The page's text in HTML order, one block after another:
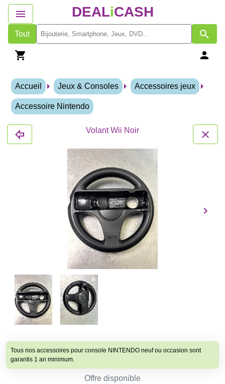
DEALiCASH
Tout
Accueil Jeux & Consoles Accessoires jeux
Accessoire Nintendo
Volant Wii Noir
Tous nos accessoires pour console NINTENDO neuf ou occasion sont
garantis 1 an minimum.
Offre disponible